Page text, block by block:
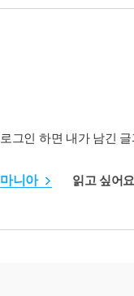
로그인 하면 내가 남긴
마니아 읽고 싶어